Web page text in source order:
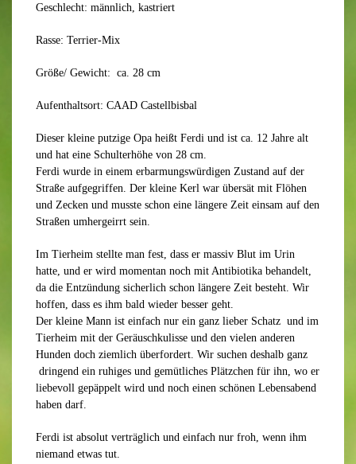
Geschlecht: männlich, kastriert
Rasse: Terrier-Mix
Größe/ Gewicht: ca. 28 cm
Aufenthaltsort: CAAD Castellbisbal
Dieser kleine putzige Opa heißt Ferdi und ist ca. 12 Jahre alt
und hat eine Schulterhöhe von 28 cm.
Ferdi wurde in einem erbarmungswürdigen Zustand auf der
Straße aufgegriffen. Der kleine Kerl war übersät mit Flöhen
und Zecken und musste schon eine längere Zeit einsam auf den
Straßen umhergeirrt sein.
Im Tierheim stellte man fest, dass er massiv Blut im Urin
hatte, und er wird momentan noch mit Antibiotika behandelt,
da die Entzündung sicherlich schon längere Zeit besteht. Wir
hoffen, dass es ihm bald wieder besser geht.
Der kleine Mann ist einfach nur ein ganz lieber Schatz und im
Tierheim mit der Geräuschkulisse und den vielen anderen
Hunden doch ziemlich überfordert. Wir suchen deshalb ganz
dringend ein ruhiges und gemütliches Plätzchen für ihn, wo er
liebevoll gepäppelt wird und noch einen schönen Lebensabend
haben darf.
Ferdi ist absolut verträglich und einfach nur froh, wenn ihm
niemand etwas tut.